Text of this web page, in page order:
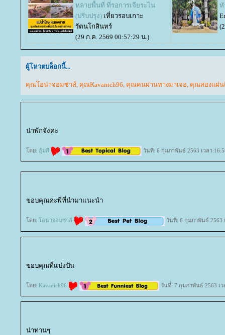
หลายพื้นที่ ที่รอการเจียระไน
(ปรับปรุง) เที่ยวรอบเกาะ
รัตนโกสินทร์
(29 ก.ค. 2569 00:57:29 น.)
หั
ผู้โหวตบล็อกนี้...
คุณโอน่าจอมซ่าส์, คุณKavanich96, คุณคนผ่านทางมาเจอ, คุณสองแผ่
น่าพักจังค่ะ
ดย: อุ้มสี วันที่: 6 กุมภาพันธ์ 2563 เวลา
ขอบคุณค่ะพี่ที่นำมาแนะนำ
ดย: อน่าจอมซ่าส์ วันที่: 6 กุมภาพันธ์ 2563
ขอบคุณที่แบ่งปัน
ดย: Kavanich96 วันที่: 7 กุมภาพันธ์ 2563 เว
น่าทานๆ